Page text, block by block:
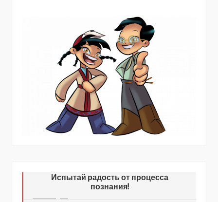
Испытай радость от процесса
познания!